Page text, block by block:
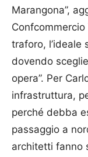
Marangona”,
Confcommercio
traforo, l’ideale
dovendo
opera”. Per
infrastruttura,
perché debba
passaggio a
architetti fanno